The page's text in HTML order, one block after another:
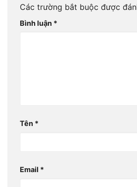
Các trường bắt buộc được
Bình luận *
Tên *
Email *